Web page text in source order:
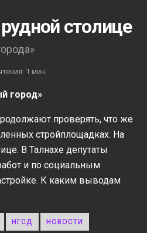
столице
1 мин.
город»
проверять, что же
стройплощадках. На
В Талнахе депутаты
и по социальным
К каким выводам
НГСД НОВОСТИ